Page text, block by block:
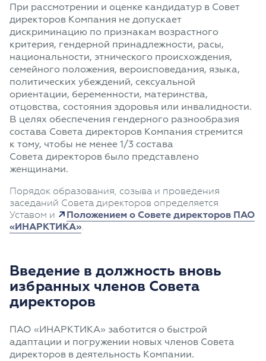
При рассмотрении и оценке кандидатур в Совет
директоров Компания не допускает
дискриминацию по признакам возрастного
критерия, гендерной принадлежности, расы,
национальности, этнического происхождения,
семейного положения, вероисповедания, языка,
политических убеждений, сексуальной
ориентации, беременности, материнства,
отцовства, состояния здоровья или инвалидности.
В целях обеспечения гендерного разнообразия
состава Совета директоров Компания стремится
к тому, чтобы не менее 1/3 состава
Совета директоров было представлено
женщинами.
Порядок образования, созыва и проведения
заседаний Совета директоров определяется
Уставом и
Положением о Совете директоров ПАО
«ИНАРКТИКА».
Введение в должность вновь
избранных членов Совета
директоров
ПАО «ИНАРКТИКА» заботится о быстрой
адаптации и погружении новых членов Совета
директоров в деятельность Компании.